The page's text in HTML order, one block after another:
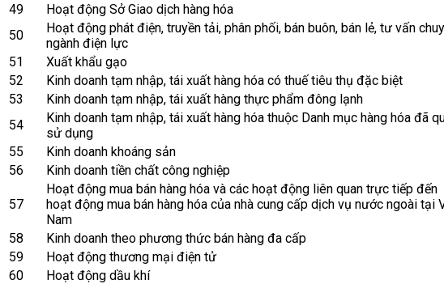
49
Hoạt động Sở Giao dịch hàng hóa
50
Hoạt động phát điện, truyền tải, phân phối, bán buôn, bán lẻ, tư vấn
ngành điện lực
51
Xuất khẩu gạo
52
Kinh doanh tạm nhập, tái xuất hàng hóa có thuế tiêu thụ đặc biệt
53
Kinh doanh tạm nhập, tái xuất hàng thực phẩm đông lạnh
54
Kinh doanh tạm nhập, tái xuất hàng hóa thuộc Danh mục hàng hóa đã
sử dụng
55
Kinh doanh khoáng sản
56
Kinh doanh tiền chất công nghiệp
57
Hoạt động mua bán hàng hóa và các hoạt động liên quan trực tiếp đến
hoạt động mua bán hàng hóa của nhà cung cấp dịch vụ nước ngoài tại
Nam
58
Kinh doanh theo phương thức bán hàng đa cấp
59
Hoạt động thương mại điện tử
60
Hoạt động dầu khí